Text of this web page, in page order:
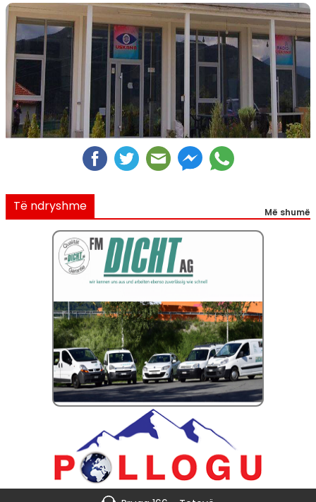
Të ndryshme Më shumë